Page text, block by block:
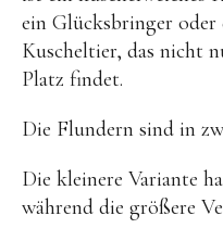
ein Glücksbringer oder
Kuscheltier, das nicht
Platz findet.
Die Flundern sind in
Die kleinere Variante
während die größere